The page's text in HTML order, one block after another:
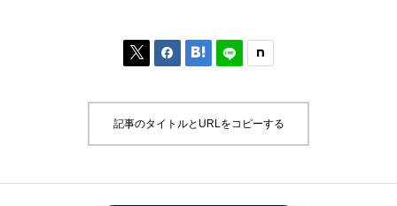
  
記事のタイトルとURLをコピーする